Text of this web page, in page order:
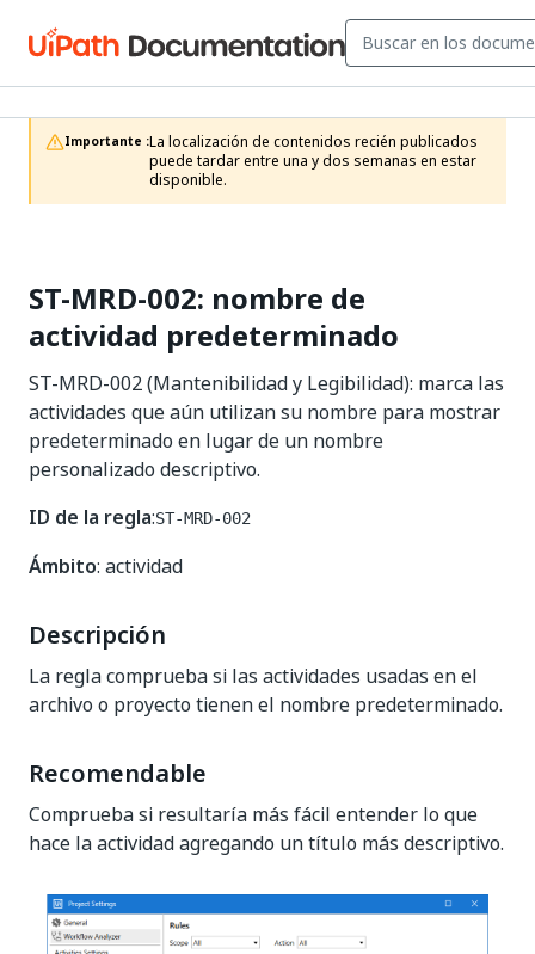
Importante :La localización de contenidos recién publicados
puede tardar entre una y dos semanas en estar
disponible.
ST-MRD-002: nombre de
actividad predeterminado
ST-MRD-002 (Mantenibilidad y Legibilidad): marca las
actividades que aún utilizan su nombre para mostrar
predeterminado en lugar de un nombre
personalizado descriptivo.
ID de la regla:ST-MRD-002
Ámbito: actividad
Descripción
La regla comprueba si las actividades usadas en el
archivo o proyecto tienen el nombre predeterminado.
Recomendable
Comprueba si resultaría más fácil entender lo que
hace la actividad agregando un título más descriptivo.